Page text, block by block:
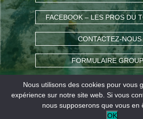
FACEBOOK – LES PROS DU
CONTACTEZ-NOUS
FORMULAIRE
COMMENT VENIR ?
Nous utilisons des cookies pour vous
expérience sur notre site web. Si vous
nous supposerons que vous en
OK